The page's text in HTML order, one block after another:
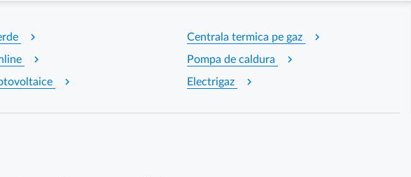
chevron_right Centrala termica pe gaz chevron_right
chevron_right Pompa de caldura chevron_right
chevron_right Electrigaz chevron_right